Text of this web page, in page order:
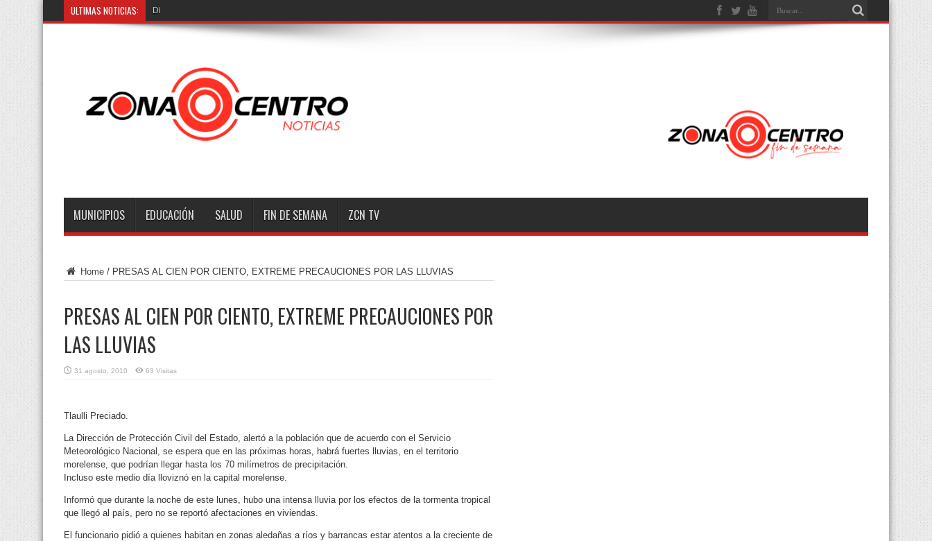
ULTIMAS NOTICIAS: Dictan prisión p
MUNICIPIOS EDUCACIÓN SALUD FIN DE SEMANA ZCN TV
Home / PRESAS AL CIEN POR CIENTO, EXTREME PRECAUCIONES POR LAS LLUVIAS
PRESAS AL CIEN POR CIENTO, EXTREME PRECAUCIONES POR
LAS LLUVIAS
31 agosto, 2010 63 Visitas
Tlaulli Preciado.
La Dirección de Protección Civil del Estado, alertó a la población que de acuerdo con el Servicio
Meteorológico Nacional, se espera que en las próximas horas, habrá fuertes lluvias, en el territorio
morelense, que podrían llegar hasta los 70 milímetros de precipitación.
Incluso este medio día lloviznó en la capital morelense.
Informó que durante la noche de este lunes, hubo una intensa lluvia por los efectos de la tormenta tropical
que llegó al país, pero no se reportó afectaciones en viviendas.
El funcionario pidió a quienes habitan en zonas aledañas a ríos y barrancas estar atentos a la creciente de